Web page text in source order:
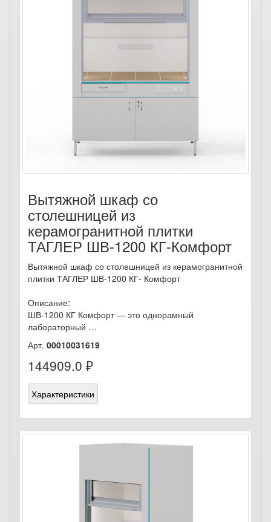
Вытяжной шкаф со
столешницей из
керамогранитной плитки
ТАГЛЕР ШВ-1200 КГ-Комфорт
Вытяжной шкаф со столешницей из керамогранитной
плитки ТАГЛЕР ШВ-1200 КГ- Комфорт
Описание:
ШВ-1200 КГ Комфорт — это однорамный
лабораторный …
Арт. 00010031619
144909.0 ₽
Характеристики